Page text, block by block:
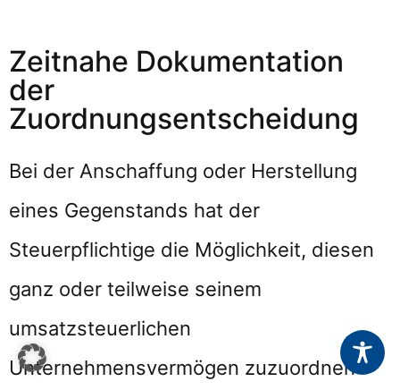
Zeitnahe Dokumentation
der
Zuordnungsentscheidung
Bei der Anschaffung oder Herstellung
eines Gegenstands hat der
Steuerpflichtige die Möglichkeit, diesen
ganz oder teilweise seinem
umsatzsteuerlichen
Unternehmensvermögen zuzuordnen